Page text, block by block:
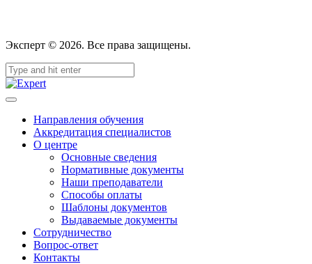
Эксперт © 2026. Все права защищены.
Направления обучения
Аккредитация специалистов
О центре
Основные сведения
Нормативные документы
Наши преподаватели
Способы оплаты
Шаблоны документов
Выдаваемые документы
Сотрудничество
Вопрос-ответ
Контакты